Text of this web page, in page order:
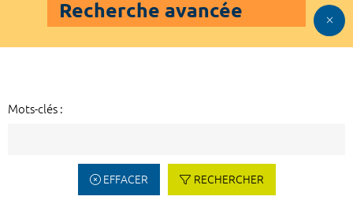
Recherche avancée
Mots-clés :
EFFACER RECHERCHER